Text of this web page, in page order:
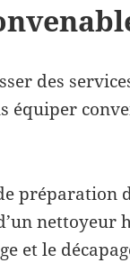
des
équiper
préparation
nettoyeur
et le